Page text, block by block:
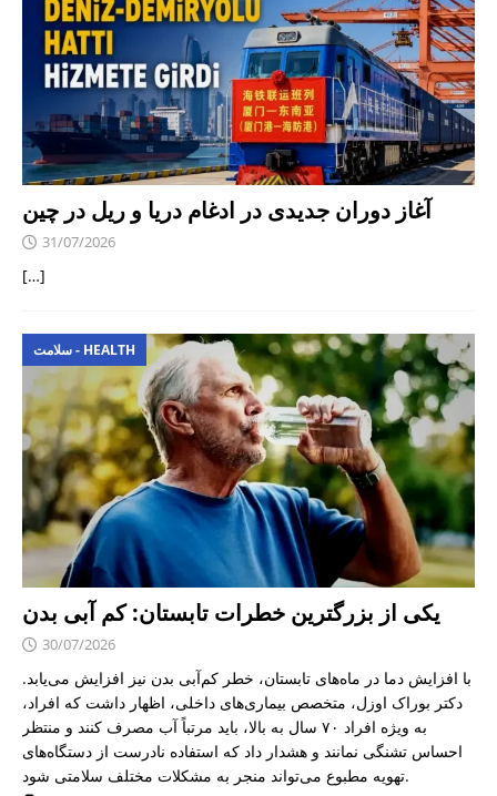
آغاز دوران جدیدی در ادغام دریا و ریل در چین
31/07/2026
[…]
سلامت - HEALTH
یکی از بزرگترین خطرات تابستان: کم آبی بدن
30/07/2026
با افزایش دما در ماه‌های تابستان، خطر کم‌آبی بدن نیز افزایش می‌یابد.
دکتر بوراک اوزل، متخصص بیماری‌های داخلی، اظهار داشت که افراد،
به ویژه افراد ۷۰ سال به بالا، باید مرتباً آب مصرف کنند و منتظر
احساس تشنگی نمانند و هشدار داد که استفاده نادرست از دستگاه‌های
تهویه مطبوع می‌تواند منجر به مشکلات مختلف سلامتی شود.